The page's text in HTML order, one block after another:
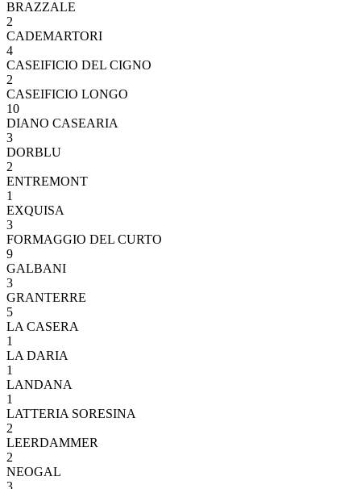
BRAZZALE
2
CADEMARTORI
4
CASEIFICIO DEL CIGNO
2
CASEIFICIO LONGO
10
DIANO CASEARIA
3
DORBLU
2
ENTREMONT
1
EXQUISA
3
FORMAGGIO DEL CURTO
9
GALBANI
3
GRANTERRE
5
LA CASERA
1
LA DARIA
1
LANDANA
1
LATTERIA SORESINA
2
LEERDAMMER
2
NEOGAL
3